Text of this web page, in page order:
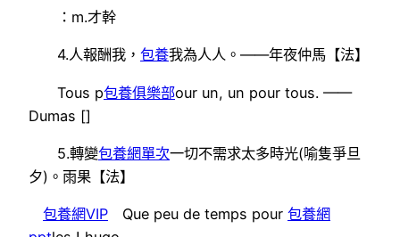
：m.才幹
4.人報酬我， 包養我為人人。——年夜仲馬【法】
Tous p包養俱樂部our un, un pour tous. ——
Dumas []
5.轉變包養網單次一切不需求太多時光(喻隻爭旦
夕)。雨果【法】
包養網VIP Que peu de temps pour 包養網